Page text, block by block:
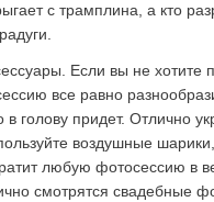
с трамплина, а кто
Если вы не хотите
все равно
в голову придет. Отлично
воздушные
любую фотосессию в
смотрятся свадебные